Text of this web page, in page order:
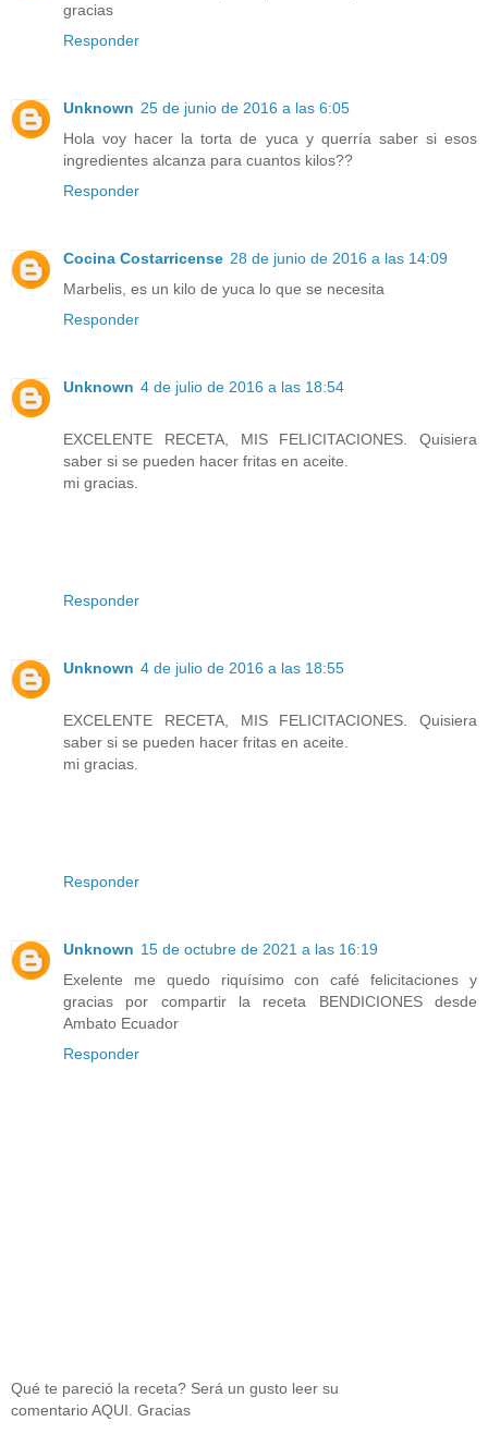
gracias
Responder
Unknown 25 de junio de 2016 a las 6:05
Hola voy hacer la torta de yuca y querría saber si esos
ingredientes alcanza para cuantos kilos??
Responder
Cocina Costarricense 28 de junio de 2016 a las 14:09
Marbelis, es un kilo de yuca lo que se necesita
Responder
Unknown 4 de julio de 2016 a las 18:54
EXCELENTE RECETA, MIS FELICITACIONES. Quisiera
saber si se pueden hacer fritas en aceite.
mi gracias.
Responder
Unknown 4 de julio de 2016 a las 18:55
EXCELENTE RECETA, MIS FELICITACIONES. Quisiera
saber si se pueden hacer fritas en aceite.
mi gracias.
Responder
Unknown 15 de octubre de 2021 a las 16:19
Exelente me quedo riquísimo con café felicitaciones y
gracias por compartir la receta BENDICIONES desde
Ambato Ecuador
Responder
Qué te pareció la receta? Será un gusto leer su
comentario AQUI. Gracias